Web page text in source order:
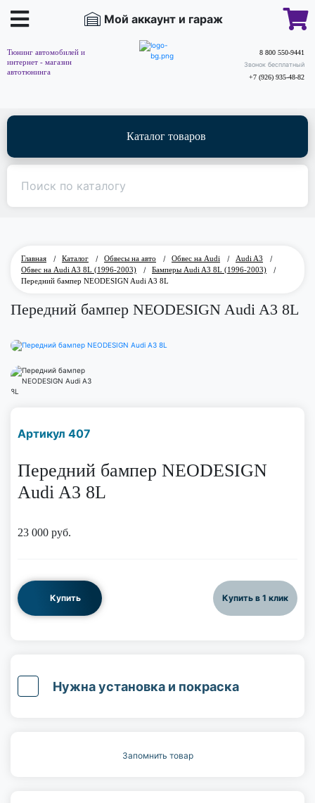
Мой аккаунт и гараж
Тюнинг автомобилей и
интернет - магазин
автотюнинга
8 800 550-9441
Звонок бесплатный
+7 (926) 935-48-82
Каталог товаров
Главная / Каталог / Обвесы на авто / Обвес на Audi / Audi A3
/
Обвес на Audi A3 8L (1996-2003)
/ Бамперы Audi A3 8L (1996-2003)
/
Передний бампер NEODESIGN Audi A3 8L
Передний бампер NEODESIGN Audi A3 8L
Артикул 407
Передний бампер NEODESIGN
Audi A3 8L
23 000 руб.
Купить Купить в 1 клик
Нужна установка и покраска
Запомнить товар